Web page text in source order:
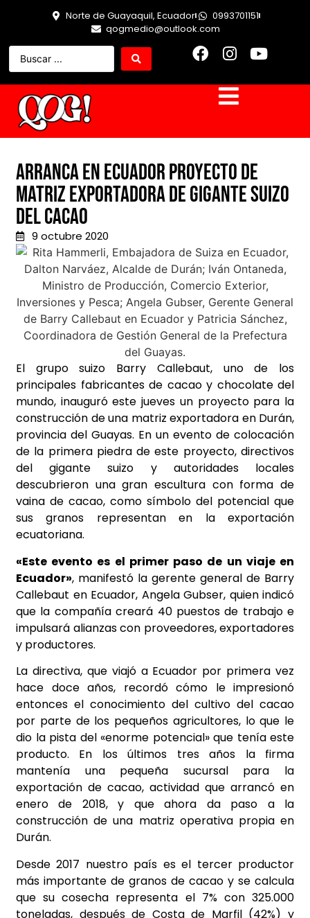
Norte de Guayaquil, Ecuador
0993701151
qogmedio@outlook.com
Arranca en Ecuador proyecto de
matriz exportadora de gigante suizo
del cacao
9 octubre 2020
El grupo suizo Barry Callebaut, uno de los
principales fabricantes de cacao y chocolate del
mundo, inauguró este jueves un proyecto para la
construcción de una matriz exportadora en Durán,
provincia del Guayas. En un evento de colocación
de la primera piedra de este proyecto, directivos
del gigante suizo y autoridades locales
descubrieron una gran escultura con forma de
vaina de cacao, como símbolo del potencial que
sus granos representan en la exportación
ecuatoriana.
«Este evento es el primer paso de un viaje en
Ecuador», manifestó la gerente general de Barry
Callebaut en Ecuador, Angela Gubser, quien indicó
que la compañía creará 40 puestos de trabajo e
impulsará alianzas con proveedores, exportadores
y productores.
La directiva, que viajó a Ecuador por primera vez
hace doce años, recordó cómo le impresionó
entonces el conocimiento del cultivo del cacao
por parte de los pequeños agricultores, lo que le
dio la pista del «enorme potencial» que tenía este
producto. En los últimos tres años la firma
mantenía una pequeña sucursal para la
exportación de cacao, actividad que arrancó en
enero de 2018, y que ahora da paso a la
construcción de una matriz operativa propia en
Durán.
Desde 2017 nuestro país es el tercer productor
más importante de granos de cacao y se calcula
que su cosecha representa el 7% con 325.000
toneladas, después de Costa de Marfil (42%) y